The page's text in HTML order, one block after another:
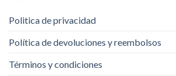
Politica de privacidad
Política de devoluciones y reembolsos
Términos y condiciones